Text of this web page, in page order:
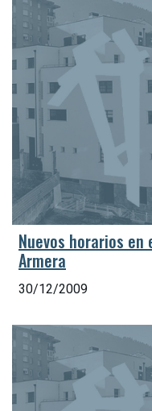
Nuevos horarios
Armera
30/12/2009